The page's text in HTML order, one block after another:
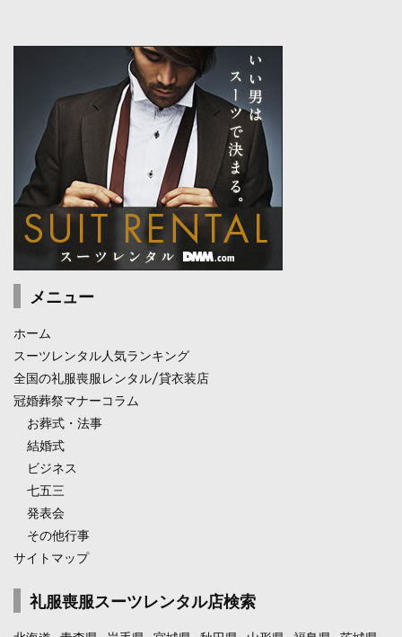
メニュー
ホーム
スーツレンタル人気ランキング
全国の礼服喪服レンタル/貸衣装店
冠婚葬祭マナーコラム
お葬式・法事
結婚式
ビジネス
七五三
発表会
その他行事
サイトマップ
礼服喪服スーツレンタル店検索